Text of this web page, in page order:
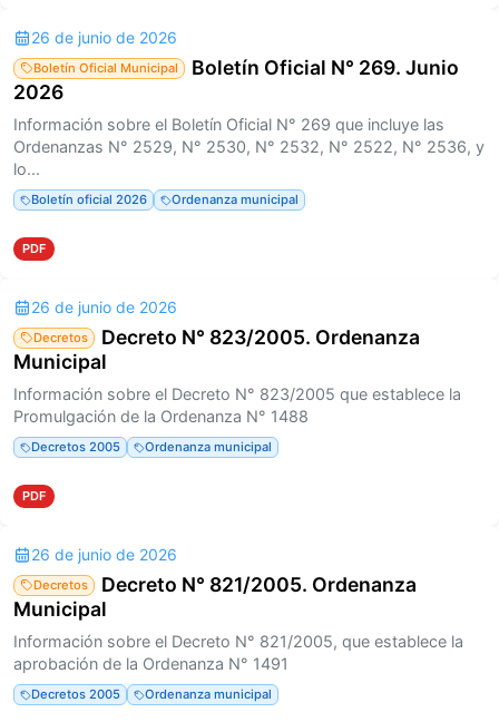
26 de junio de 2026
Boletín Oficial Municipal
Boletín Oficial N° 269. Junio
2026
Información sobre el Boletín Oficial N° 269 que incluye las
Ordenanzas N° 2529, N° 2530, N° 2532, N° 2522, N° 2536, y
lo...
Boletín oficial 2026 Ordenanza municipal
PDF
26 de junio de 2026
Decretos
Decreto N° 823/2005. Ordenanza
Municipal
Información sobre el Decreto N° 823/2005 que establece la
Promulgación de la Ordenanza N° 1488
Decretos 2005 Ordenanza municipal
PDF
26 de junio de 2026
Decretos
Decreto N° 821/2005. Ordenanza
Municipal
Información sobre el Decreto N° 821/2005, que establece la
aprobación de la Ordenanza N° 1491
Decretos 2005 Ordenanza municipal